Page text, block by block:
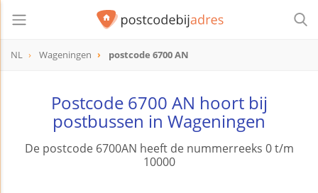
NL Wageningen postcode 6700 AN
Postcode 6700 AN hoort bij
postbussen in Wageningen
De postcode 6700AN heeft de nummerreeks 0 t/m
10000